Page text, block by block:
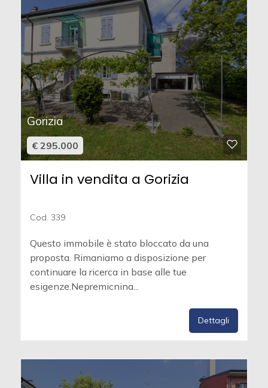
Gorizia
€ 295.000
Villa in vendita a Gorizia
Cod. 339
Questo immobile è stato bloccato da una
proposta. Rimaniamo a disposizione per
continuare la ricerca in base alle tue
esigenze.Nepremicnina...
Dettagli